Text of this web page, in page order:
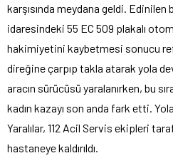
karşısında meydana geldi.
idaresindeki 55 EC 509 plakalı
hakimiyetini kaybetmesi sonucu
direğine çarpıp takla atarak yola
aracın sürücüsü yaralanırken, bu
kadın kazayı son anda fark etti.
Yaralılar, 112 Acil Servis ekipleri
hastaneye kaldırıldı.